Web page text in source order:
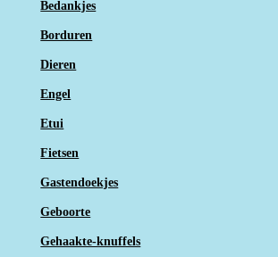
Bedankjes
Borduren
Dieren
Engel
Etui
Fietsen
Gastendoekjes
Geboorte
Gehaakte-knuffels